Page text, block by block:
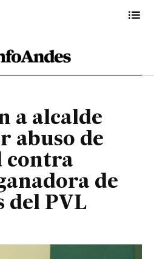
de productos
PVL
DE 2023
a alcalde
abuso de
contra
de
del PVL